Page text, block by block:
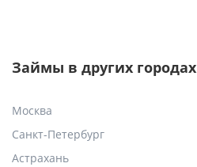
Займы в других городах
Москва
Санкт-Петербург
Астрахань